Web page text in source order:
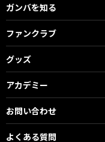
ガンバを知る
ファンクラブ
グッズ
アカデミー
お問い合わせ
よくある質問